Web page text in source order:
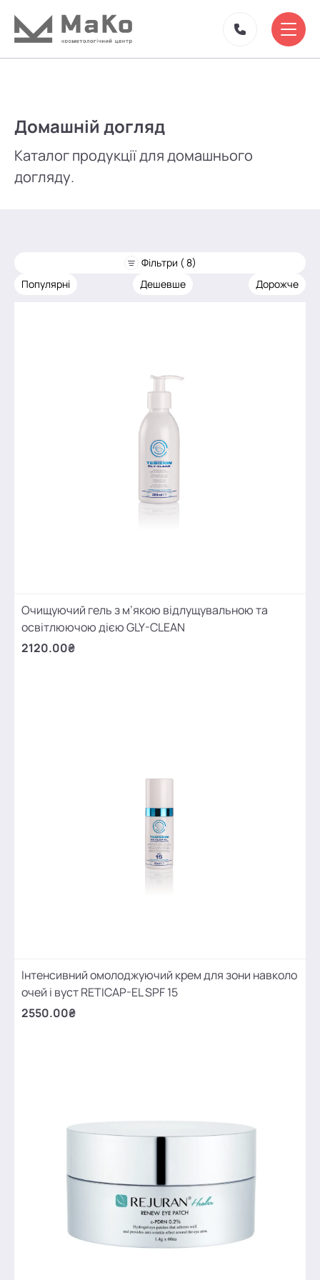
Домашній догляд
Каталог продукції для домашнього
догляду.
Фільтри ( 8)
Популярні
Дешевше Дорожче
Очищуючий гель з м’якою відлущувальною та
освітлюючою дією GLY-CLEAN
2120.00₴
Інтенсивний омолоджуючий крем для зони навколо
очей і вуст RETICAP-EL SPF 15
2550.00₴